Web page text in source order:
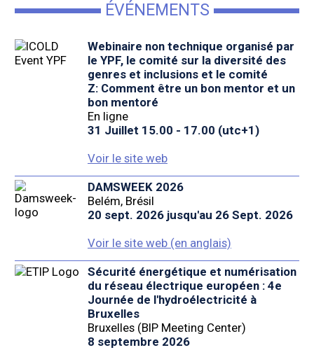
ÉVÉNEMENTS
Webinaire non technique organisé par
le YPF, le comité sur la diversité des
genres et inclusions et le comité
Z: Comment être un bon mentor et un
bon mentoré
En ligne
31 Juillet 15.00 - 17.00 (utc+1)
Voir le site web
DAMSWEEK 2026
Belém, Brésil
20 sept. 2026 jusqu'au 26 Sept. 2026
Voir le site web (en anglais)
Sécurité énergétique et numérisation
du réseau électrique européen : 4e
Journée de l'hydroélectricité à
Bruxelles
Bruxelles (BIP Meeting Center)
8 septembre 2026